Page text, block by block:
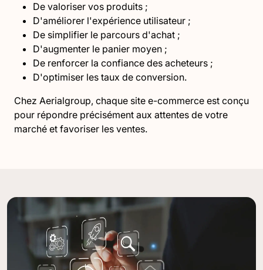
De valoriser vos produits ;
D'améliorer l'expérience utilisateur ;
De simplifier le parcours d'achat ;
D'augmenter le panier moyen ;
De renforcer la confiance des acheteurs ;
D'optimiser les taux de conversion.
Chez Aerialgroup, chaque site e-commerce est conçu
pour répondre précisément aux attentes de votre
marché et favoriser les ventes.